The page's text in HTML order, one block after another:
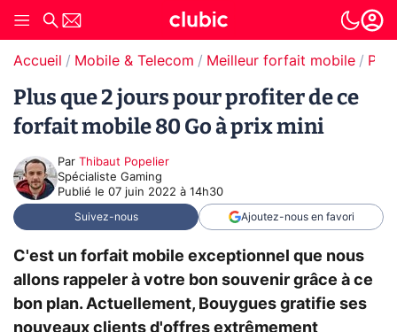
Accueil Mobile & Telecom Meilleur forfait mobile
Plus que 2 jours pour profiter de ce
forfait mobile 80 Go à prix mini
Par Thibaut Popelier
Spécialiste Gaming
Publié le 07 juin 2022 à 14h30
Suivez-nous Ajoutez-nous en favori
C'est un forfait mobile exceptionnel que nous
allons rappeler à votre bon souvenir grâce à ce
bon plan. Actuellement, Bouygues gratifie ses
nouveaux clients d'offres extrêmement